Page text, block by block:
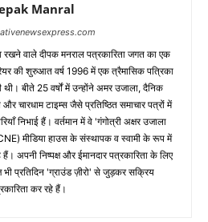
Manral
रखने वाले दीपक मनराल पत्रकारिता जगत का एक
की शुरुआत वर्ष 1996 में एक त्रैमासिक पत्रिका
बीते 25 वर्षों में उन्होंने अमर उजाला, दैनिक
चारधाम टाइम्स जैसे प्रतिष्ठित समाचार पत्रों में
निभाई हैं। वर्तमान में वे 'गंगोत्री अक्षर उजाला
मीडिया हाउस के संस्थापक व स्वामी के रूप में
अपनी निष्पक्ष और ईमानदार पत्रकारिता के लिए
प्रतिदिन 'ग्राउंड ज़ीरो' से जुड़कर सक्रिय
कर रहे हैं।